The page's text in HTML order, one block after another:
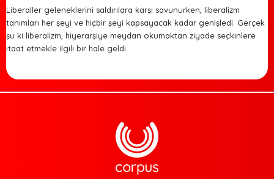
Liberaller geleneklerini saldırılara karşı savunurken, liberalizm
tanımları her şeyi ve hiçbir şeyi kapsayacak kadar genişledi. Gerçek
şu ki liberalizm, hiyerarşiye meydan okumaktan ziyade seçkinlere
itaat etmekle ilgili bir hale geldi.